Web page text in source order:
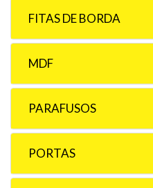
FITAS DE BORDA
MDF
PARAFUSOS
PORTAS